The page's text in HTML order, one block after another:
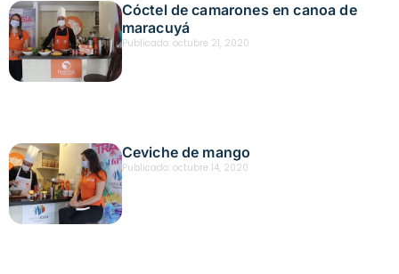
Cóctel de camarones en canoa de
maracuyá
Publicado: octubre 21, 2020
Ceviche de mango
Publicado: octubre 14, 2020